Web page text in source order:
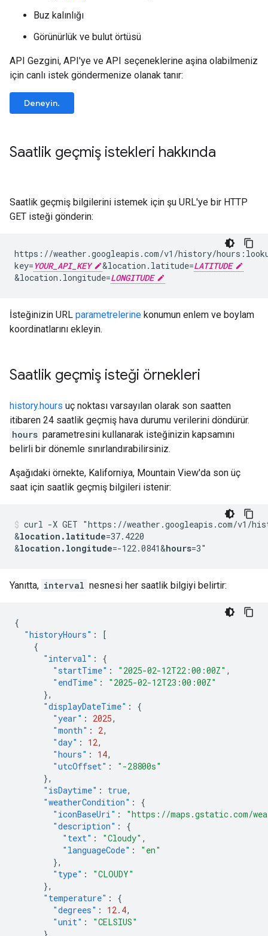
Buz kalınlığı
Görünürlük ve bulut örtüsü
API Gezgini, API'ye ve API seçeneklerine aşina olabilmeniz
için canlı istek göndermenize olanak tanır:
Deneyin.
Saatlik geçmiş istekleri hakkında
Saatlik geçmiş bilgilerini istemek için şu URL'ye bir HTTP
GET isteği gönderin:
https://weather.googleapis.com/v1/history/
key= YOUR_API_KEY &location.latitude=LATITUDE
&location.longitude=LONGITUDE
İsteğinizin URL parametrelerine konumun enlem ve boylam
koordinatlarını ekleyin.
Saatlik geçmiş isteği örnekleri
history.hours uç noktası varsayılan olarak son saatten
itibaren 24 saatlik geçmiş hava durumu verilerini döndürür.
hours parametresini kullanarak isteğinizin kapsamını
belirli bir dönemle sınırlandırabilirsiniz.
Aşağıdaki örnekte, Kaliforniya, Mountain View'da son üç
saat için saatlik geçmiş bilgileri istenir:
curl -X GET "https://weather.googleapis.com/v1/
&location.latitude=37.4220
&location.longitude=-122.0841&hours=3"
Yanıtta, interval nesnesi her saatlik bilgiyi belirtir:
{
"historyHours" :
[
{
"interval" :
{
"startTime" : "2025-02-12T22:00:00Z" ,
"endTime" :
"2025-02-12T23:00:00Z"
},
"displayDateTime" :
{
"year" : 2025,
"month" : 2,
"day" : 12,
"hours" : 14,
"utcOffset" :
"-28800s"
},
"isDaytime" : true,
"weatherCondition" :
{
"iconBaseUri" :
"https://maps.gstatic.com/
"description" :
{
"text" : "Cloudy" ,
"languageCode" :
"en"
},
"type" :
"CLOUDY"
},
"temperature" :
{
"degrees" : 12.4,
"unit" :
"CELSIUS"